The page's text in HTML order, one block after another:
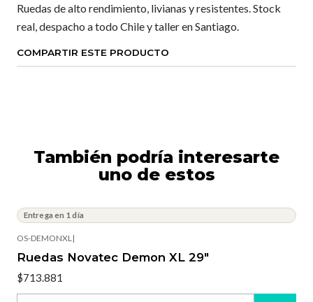
Ruedas de alto rendimiento, livianas y resistentes. Stock
real, despacho a todo Chile y taller en Santiago.
COMPARTIR ESTE PRODUCTO
También podría interesarte
uno de estos
Entrega en 1 día
OS-DEMONXL|
Ruedas Novatec Demon XL 29"
$713.881